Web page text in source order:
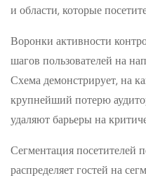
и области, которые
Воронки активности
шагов пользователей на
Схема демонстрирует, на
крупнейший потерю
удаляют барьеры на
Сегментация посетителей
распределяет гостей на